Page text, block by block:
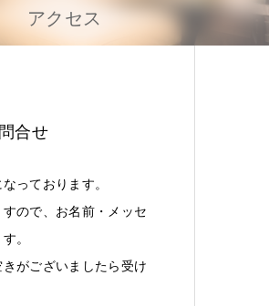
アクセス
合せ
っております。
ので、お名前・メッセ
。
がございましたら受け